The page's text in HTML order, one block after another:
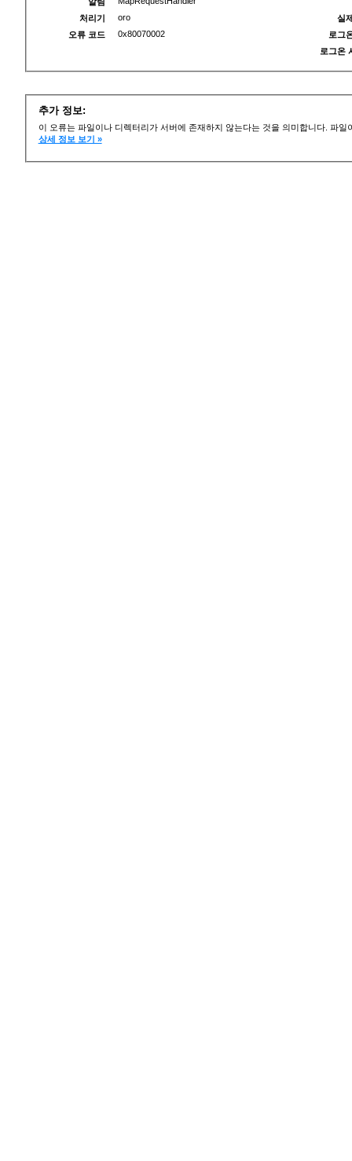
처리기
oro
오류 코드
0x80070002
실
로그
로그온
추가 정보:
이 오류는 파일이나 디렉터리가 서버에 존재하지 않는다는 것을 의미합니다. 파
상세 정보 보기 »